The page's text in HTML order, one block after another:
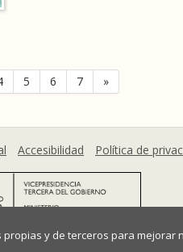
5 6 7 »
Accesibilidad Política de
propias y de terceros para